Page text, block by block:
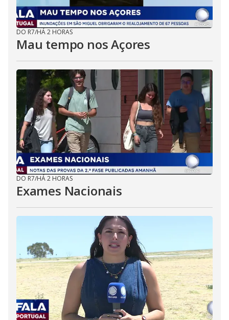
DO R7/HÁ 2 HORAS
Mau tempo nos Açores
DO R7/HÁ 2 HORAS
Exames Nacionais